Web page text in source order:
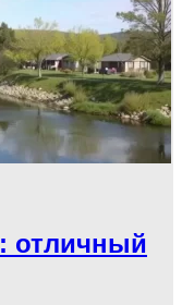
отличный